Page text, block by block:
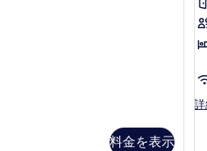
料金を表示
2
デ